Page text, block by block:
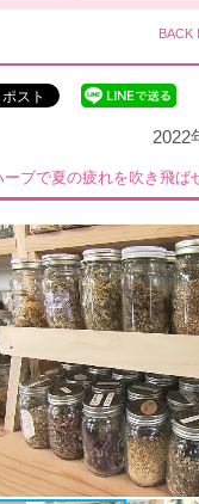
BACK
2022
ーブで夏の疲れを吹き飛ば